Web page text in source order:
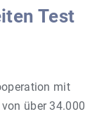
Test
mit
über 34.000